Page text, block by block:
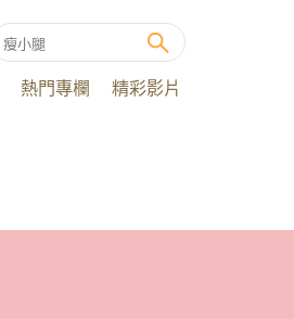
熱門專欄 精彩影片